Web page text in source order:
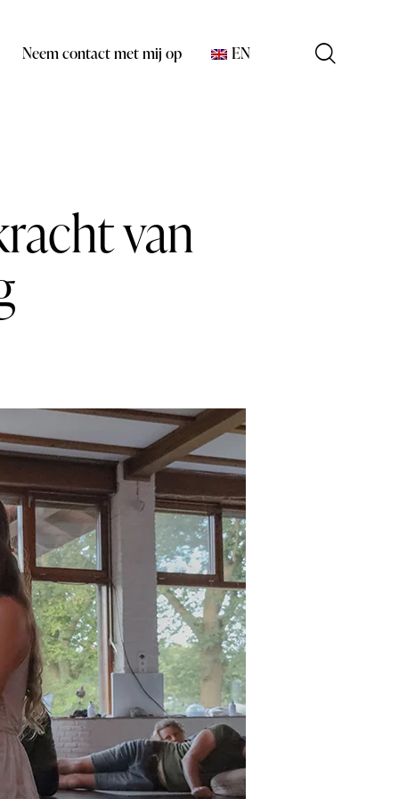
Neem contact met mij op EN
van